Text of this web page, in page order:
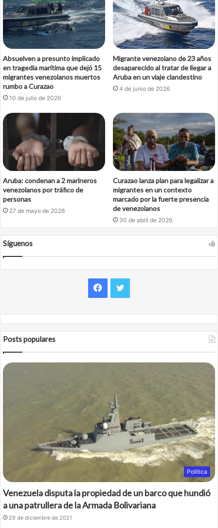
Absuelven a presunto implicado
en tragedia marítima que dejó 15
migrantes venezolanos muertos
rumbo a Curazao
10 de julio de 2026
Migrante venezolano de 23 años
desaparecido al tratar de llegar a
Aruba en un viaje clandestino
4 de junio de 2026
Aruba: condenan a 2 marineros
venezolanos por tráfico de
personas
27 de mayo de 2026
Curazao lanza plan para legalizar a
migrantes en un contexto
marcado por la fuerte presencia
de venezolanos
30 de abril de 2026
Síguenos
Facebook
Twitter
Posts populares
Política
Venezuela disputa la propiedad de un barco que hundió
a una patrullera de la Armada Bolivariana
29 de diciembre de 2021